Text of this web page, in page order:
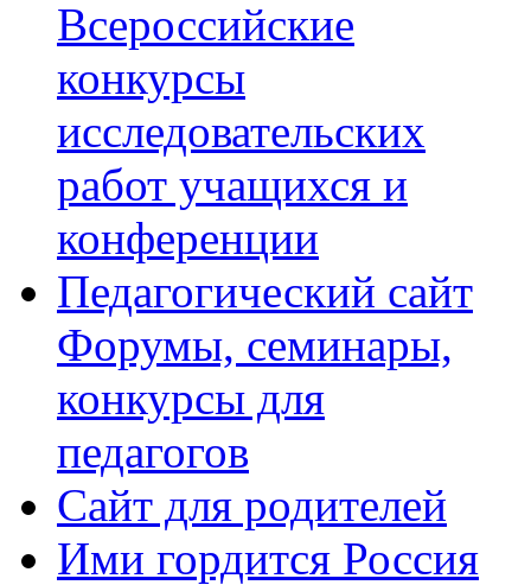
Всероссийские
конкурсы
исследовательских
работ учащихся и
конференции
Педагогический сайт
Форумы, семинары,
конкурсы для
педагогов
Сайт для родителей
Ими гордится Россия